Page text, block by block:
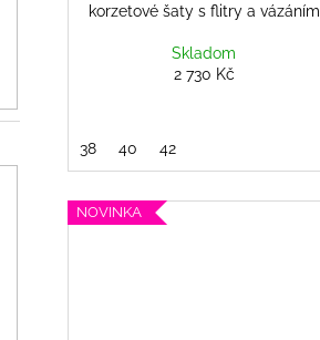
korzetové šaty s flitry a vázáním
Skladom
2 730 Kč
38 40 42
NOVINKA